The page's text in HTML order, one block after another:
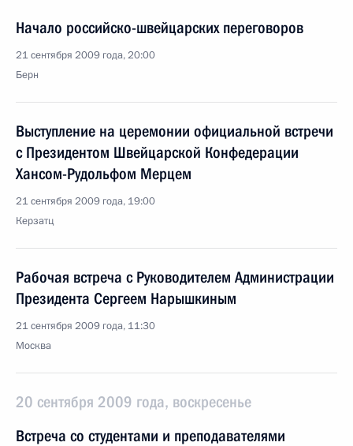
Начало российско-швейцарских переговоров
21 сентября 2009 года, 20:00
Берн
Выступление на церемонии официальной встречи
с Президентом Швейцарской Конфедерации
Хансом-Рудольфом Мерцем
21 сентября 2009 года, 19:00
Керзатц
Рабочая встреча с Руководителем Администрации
Президента Сергеем Нарышкиным
21 сентября 2009 года, 11:30
Москва
20 сентября 2009 года, воскресенье
Встреча со студентами и преподавателями